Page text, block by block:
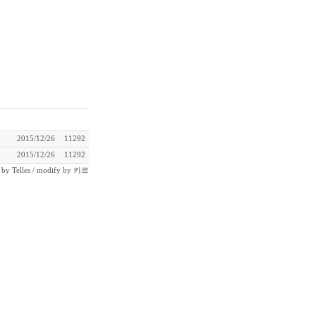
2015/12/26 11292
2015/12/26 11292
by Telles / modify by 키르